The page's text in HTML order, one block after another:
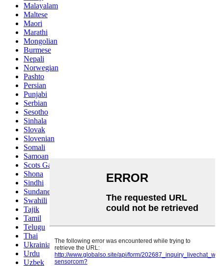
Malayalam
Maltese
Maori
Marathi
Mongolian
Burmese
Nepali
Norwegian
Pashto
Persian
Punjabi
Serbian
Sesotho
Sinhala
Slovak
Slovenian
Somali
Samoan
Scots Gaelic
Shona
Sindhi
Sundanese
Swahili
Tajik
Tamil
Telugu
Thai
Ukrainian
Urdu
Uzbek